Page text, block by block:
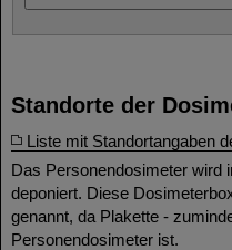
Standorte der
Liste mit Standortangaben
Das Personendosimeter wird
deponiert. Diese
genannt, da Plakette -
Personendosimeter ist.